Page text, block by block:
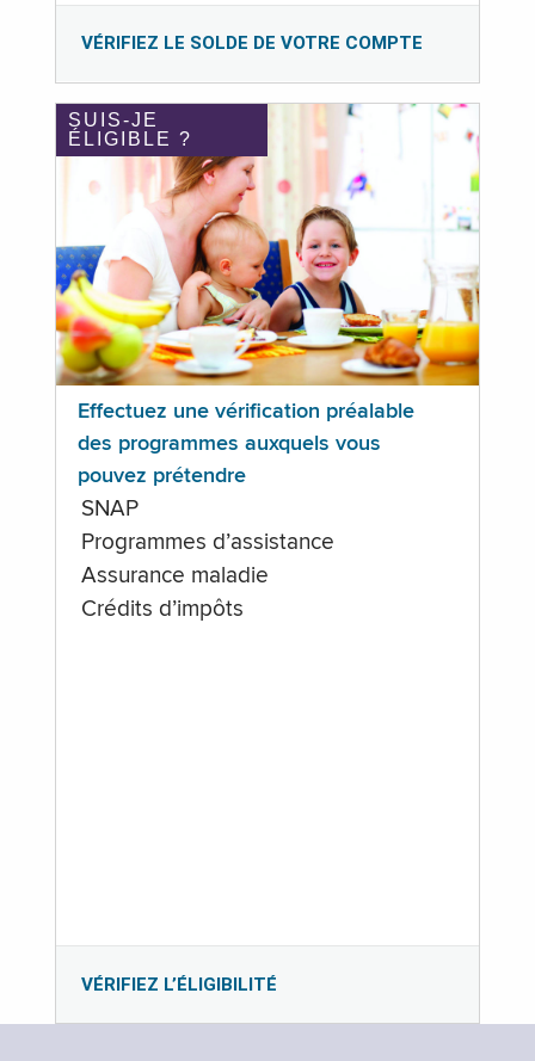
VÉRIFIEZ LE SOLDE DE VOTRE COMPTE
SUIS-JE
ÉLIGIBLE ?
Effectuez une vérification préalable
des programmes auxquels vous
pouvez prétendre
SNAP
Programmes d’assistance
Assurance maladie
Crédits d’impôts
VÉRIFIEZ L’ÉLIGIBILITÉ